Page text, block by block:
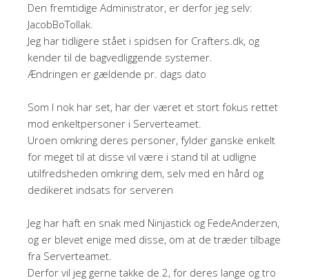
Den fremtidige Administrator, er derfor jeg selv:
JacobBoTollak.
Jeg har tidligere stået i spidsen for Crafters.dk, og
kender til de bagvedliggende systemer.
Ændringen er gældende pr. dags dato
Som I nok har set, har der været et stort fokus rettet
mod enkeltpersoner i Serverteamet.
Uroen omkring deres personer, fylder ganske enkelt
for meget til at disse vil være i stand til at udligne
utilfredsheden omkring dem, selv med en hård og
dedikeret indsats for serveren
Jeg har haft en snak med Ninjastick og FedeAnderzen,
og er blevet enige med disse, om at de træder tilbage
fra Serverteamet.
Derfor vil jeg gerne takke de 2, for deres lange og tro